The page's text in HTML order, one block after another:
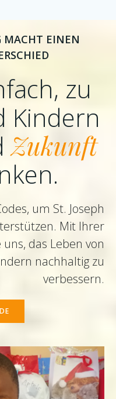
MACHT EINEN
zu
Kindern
Zukunft
um St. Joseph
Mit Ihrer
das Leben von
nachhaltig zu
verbessern.